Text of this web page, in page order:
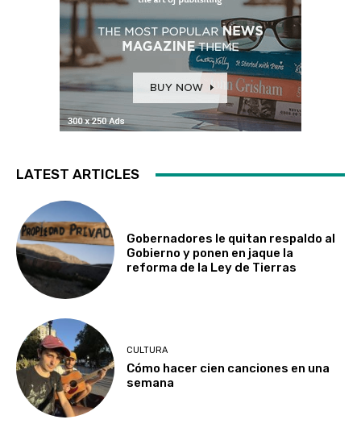
LATEST ARTICLES
Gobernadores le quitan respaldo al
Gobierno y ponen en jaque la
reforma de la Ley de Tierras
CULTURA
Cómo hacer cien canciones en una
semana